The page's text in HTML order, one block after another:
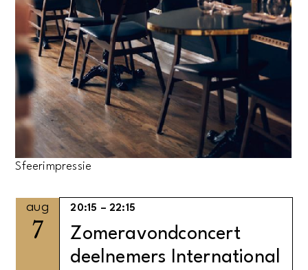
Sfeerimpressie
aug
7
20:15 – 22:15
Zomeravondconcert
deelnemers International